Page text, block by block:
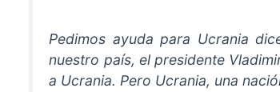
Pedimos ayuda para Ucrania
nuestro país, el presidente
a Ucrania. Pero Ucrania, una